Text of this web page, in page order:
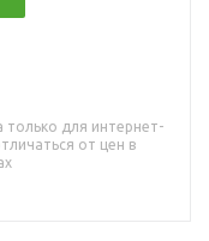
только для интернет-
от цен в